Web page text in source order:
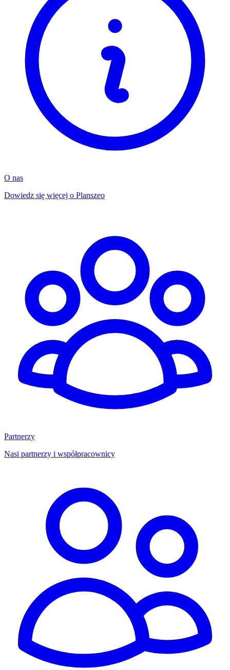
O nas
Dowiedz się więcej o Planszeo
Partnerzy
Nasi partnerzy i współpracownicy